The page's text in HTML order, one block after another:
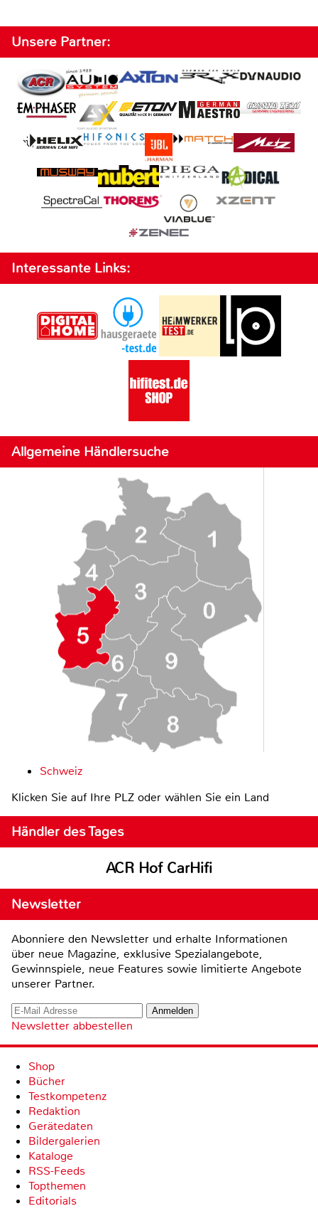
Unsere Partner:
Interessante Links:
Allgemeine Händlersuche
Schweiz
Klicken Sie auf Ihre PLZ oder wählen Sie ein Land
Händler des Tages
ACR Hof CarHifi
Newsletter
Abonniere den Newsletter und erhalte Informationen
über neue Magazine, exklusive Spezialangebote,
Gewinnspiele, neue Features sowie limitierte Angebote
unserer Partner.
Newsletter abbestellen
Shop
Bücher
Testkompetenz
Redaktion
Gerätedaten
Bildergalerien
Kataloge
RSS-Feeds
Topthemen
Editorials